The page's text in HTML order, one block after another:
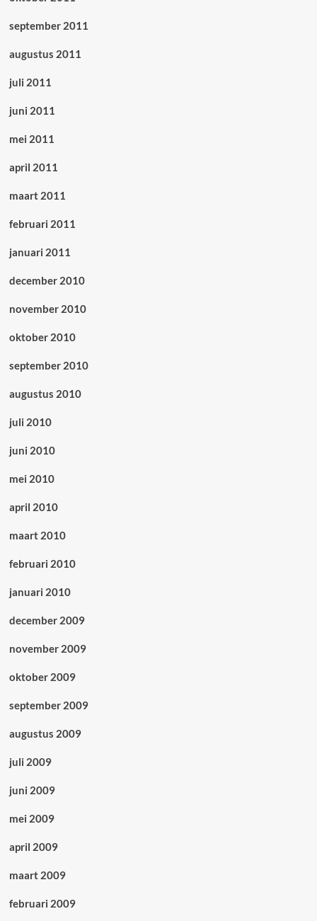
september 2011
augustus 2011
juli 2011
juni 2011
mei 2011
april 2011
maart 2011
februari 2011
januari 2011
december 2010
november 2010
oktober 2010
september 2010
augustus 2010
juli 2010
juni 2010
mei 2010
april 2010
maart 2010
februari 2010
januari 2010
december 2009
november 2009
oktober 2009
september 2009
augustus 2009
juli 2009
juni 2009
mei 2009
april 2009
maart 2009
februari 2009